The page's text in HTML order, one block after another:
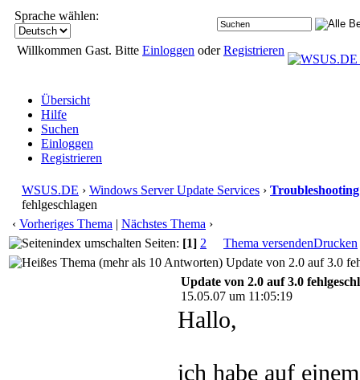
Sprache wählen:
Willkommen Gast. Bitte Einloggen oderRegistrieren
Übersicht
Hilfe
Suchen
Einloggen
Registrieren
WSUS.DE › Windows Server Update Services › Troubleshooting
fehlgeschlagen
‹ Vorheriges Thema | Nächstes Thema ›
Seiten: [1] 2 Thema versendenDrucken
Update von 2.0 auf 3.0
Update von 2.0 auf 3.0
15.05.07 um 11:05:19
Hallo,
ich habe auf